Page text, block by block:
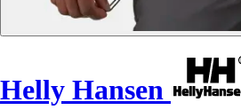
Helly Hansen